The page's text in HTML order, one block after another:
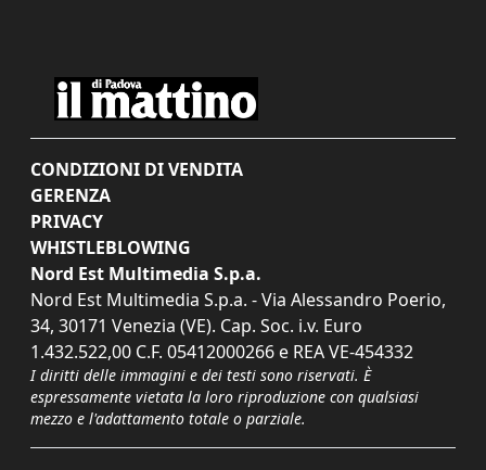
CONDIZIONI DI VENDITA
GERENZA
PRIVACY
WHISTLEBLOWING
Nord Est Multimedia S.p.a.
Nord Est Multimedia S.p.a. - Via Alessandro Poerio,
34, 30171 Venezia (VE). Cap. Soc. i.v. Euro
1.432.522,00 C.F. 05412000266 e REA VE-454332
I diritti delle immagini e dei testi sono riservati. È
espressamente vietata la loro riproduzione con qualsiasi
mezzo e l'adattamento totale o parziale.